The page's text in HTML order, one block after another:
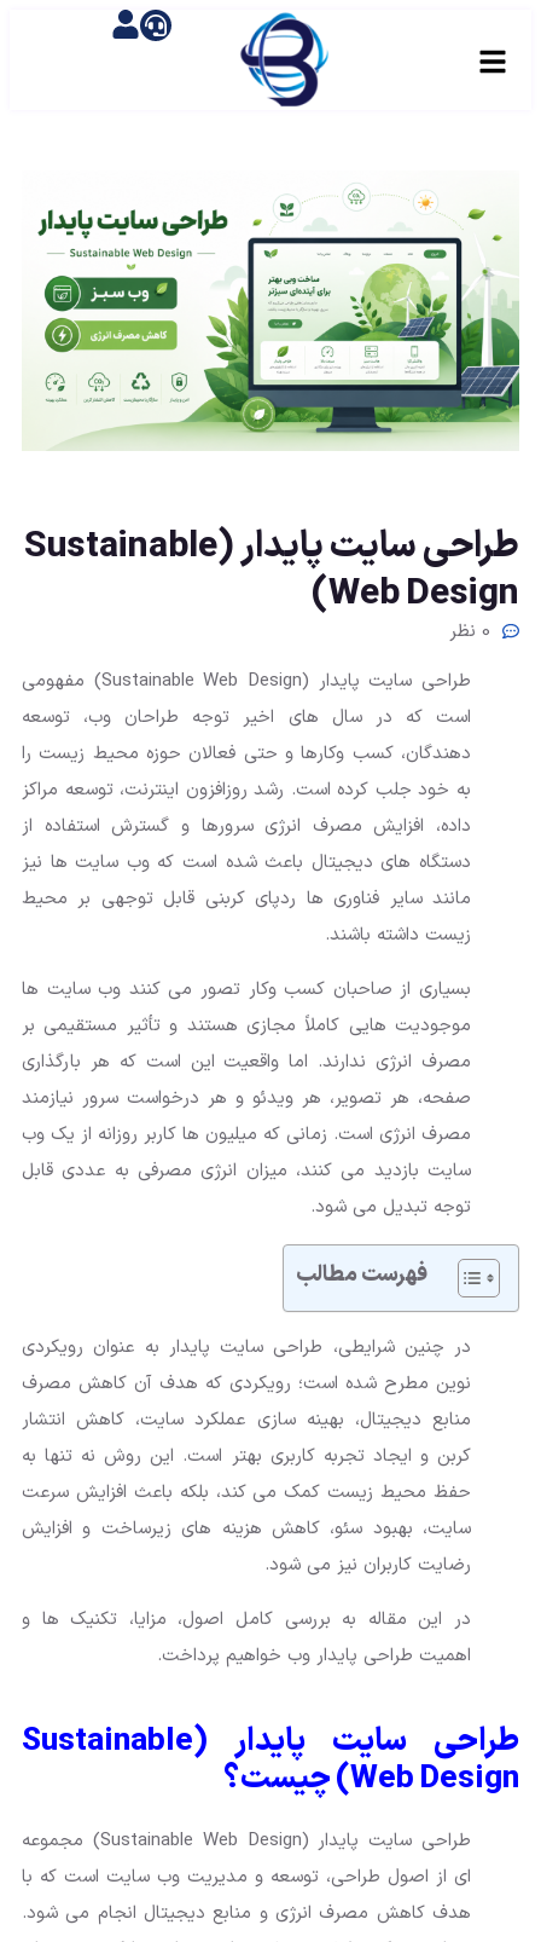
طراحی سایت پایدار (Sustainable
Web Design)
0 نظر
طراحی سایت پایدار (Sustainable Web Design) مفهومی
است که در سال های اخیر توجه طراحان وب، توسعه
دهندگان، کسب وکارها و حتی فعالان حوزه محیط زیست را
به خود جلب کرده است. رشد روزافزون اینترنت، توسعه مراکز
داده، افزایش مصرف انرژی سرورها و گسترش استفاده از
دستگاه های دیجیتال باعث شده است که وب سایت ها نیز
مانند سایر فناوری ها ردپای کربنی قابل توجهی بر محیط
زیست داشته باشند.
بسیاری از صاحبان کسب وکار تصور می کنند وب سایت ها
موجودیت هایی کاملاً مجازی هستند و تأثیر مستقیمی بر
مصرف انرژی ندارند. اما واقعیت این است که هر بارگذاری
صفحه، هر تصویر، هر ویدئو و هر درخواست سرور نیازمند
مصرف انرژی است. زمانی که میلیون ها کاربر روزانه از یک وب
سایت بازدید می کنند، میزان انرژی مصرفی به عددی قابل
توجه تبدیل می شود.
فهرست مطالب
در چنین شرایطی، طراحی سایت پایدار به عنوان رویکردی
نوین مطرح شده است؛ رویکردی که هدف آن کاهش مصرف
منابع دیجیتال، بهینه سازی عملکرد سایت، کاهش انتشار
کربن و ایجاد تجربه کاربری بهتر است. این روش نه تنها به
حفظ محیط زیست کمک می کند، بلکه باعث افزایش سرعت
سایت، بهبود سئو، کاهش هزینه های زیرساخت و افزایش
رضایت کاربران نیز می شود.
در این مقاله به بررسی کامل اصول، مزایا، تکنیک ها و
اهمیت طراحی پایدار وب خواهیم پرداخت.
طراحی سایت پایدار (Sustainable
Web Design) چیست؟
طراحی سایت پایدار (Sustainable Web Design) مجموعه
ای از اصول طراحی، توسعه و مدیریت وب سایت است که با
هدف کاهش مصرف انرژی و منابع دیجیتال انجام می شود.